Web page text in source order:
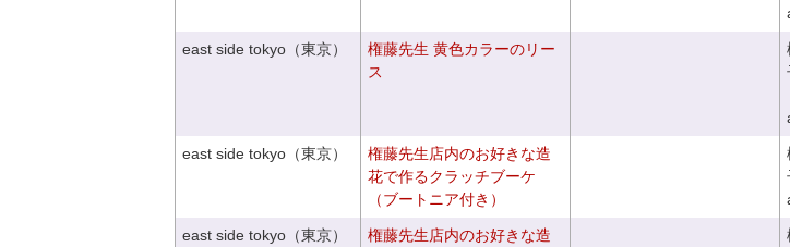
east side tokyo（東京）
権藤先生 黄色カラーのリー
ス
east side tokyo（東京）
権藤先生店内のお好きな造
花で作るクラッチブーケ
（ブートニア付き）
east side tokyo（東京）
権藤先生店内のお好きな造